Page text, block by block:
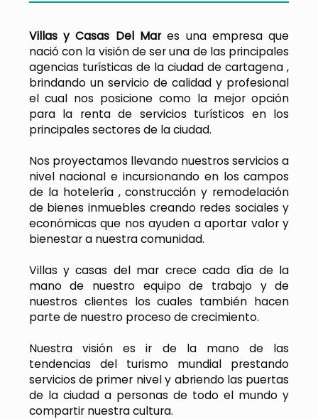
Villas y Casas Del Mares una empresa que
nació con la visión de ser una de las principales
agencias turísticas de la ciudad de cartagena ,
brindando un servicio de calidad y profesional
el cual nos posicione como la mejor opción
para la renta de servicios turísticos en los
principales sectores de la ciudad.
Nos proyectamos llevando nuestros servicios a
nivel nacional e incursionando en los campos
de la hotelería , construcción y remodelación
de bienes inmuebles creando redes sociales y
económicas que nos ayuden a aportar valor y
bienestar a nuestra comunidad.
Villas y casas del mar crece cada día de la
mano de nuestro equipo de trabajo y de
nuestros clientes los cuales también hacen
parte de nuestro proceso de crecimiento.
Nuestra visión es ir de la mano de las
tendencias del turismo mundial prestando
servicios de primer nivel y abriendo las puertas
de la ciudad a personas de todo el mundo y
compartir nuestra cultura.